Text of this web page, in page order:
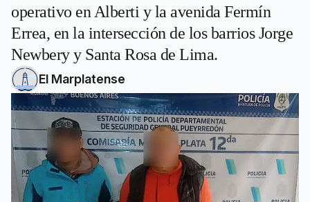
operativo en Alberti y la avenida Fermín
Errea, en la intersección de los barrios Jorge
Newbery y Santa Rosa de Lima.
El Marplatense